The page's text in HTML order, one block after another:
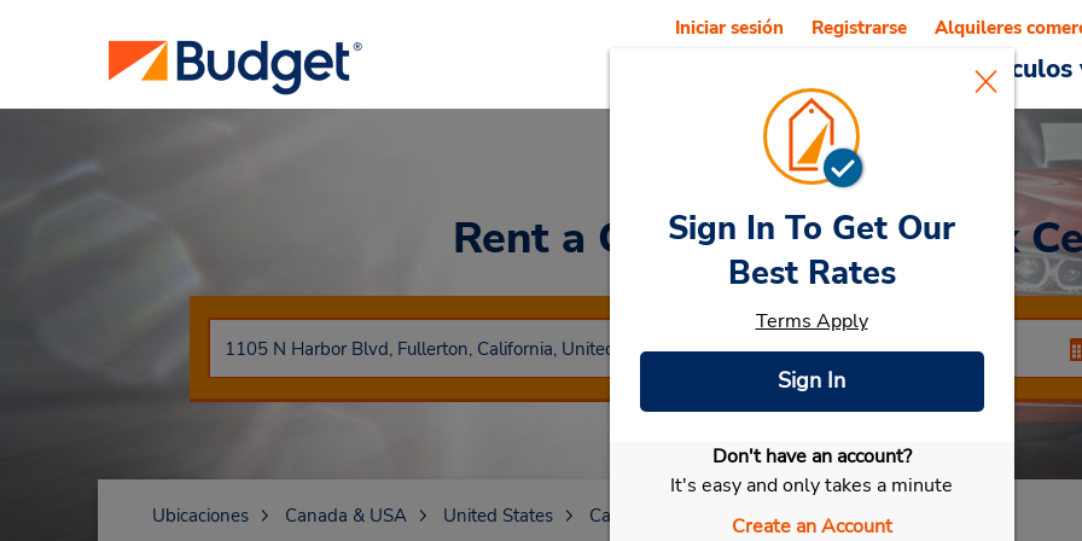
Iniciar sesión Registrarse Alquileres
Rent a Carat Hillcrest Park
Seleccionar mi vehículo
Sign In To Get Our
Best Rates
Terms Apply
Sign In
Don't have an account?
It's easy and only takes a minute
Create an Account
Ubicaciones Canada & USA United States California Fullerton Hillcrest Park Center